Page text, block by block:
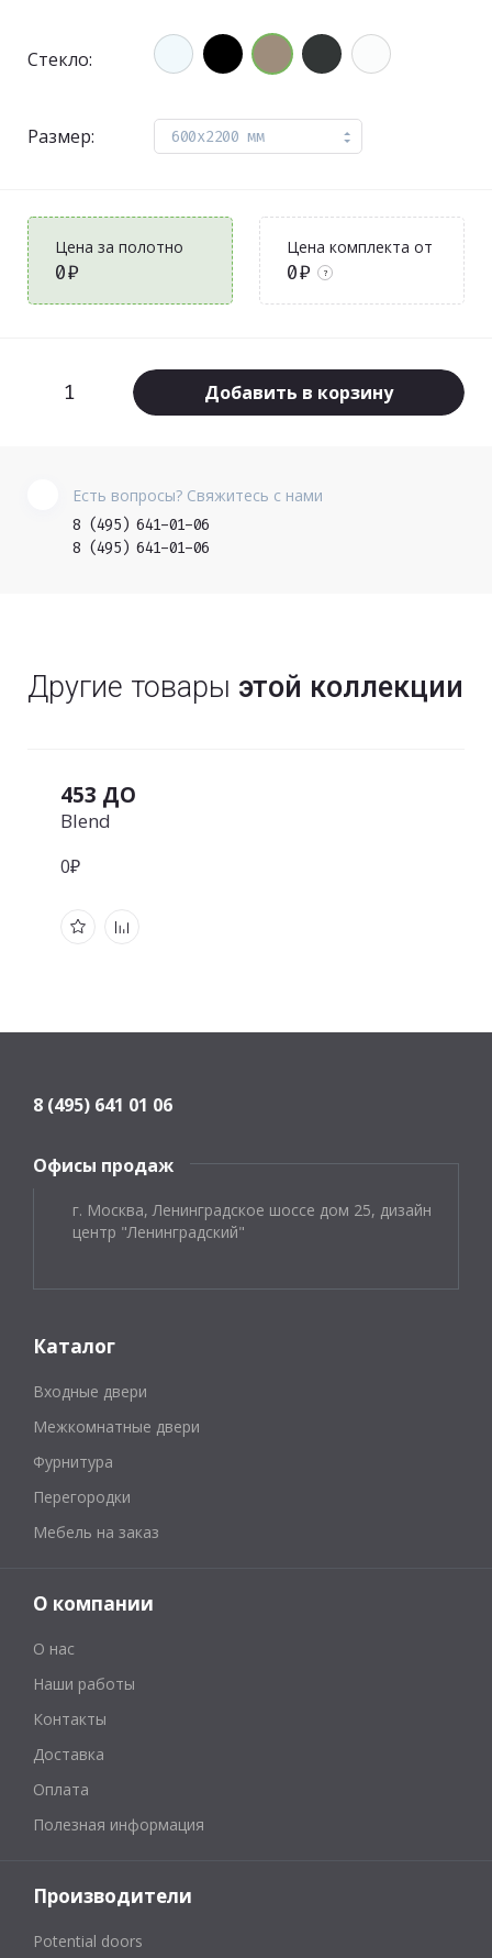
Стекло:
Размер: 600x2200 мм
Цена за полотно
0₽
Цена комплекта от
0₽ ?
Добавить в корзину
Есть вопросы? Свяжитесь с нами
8 (495) 641-01-06
8 (495) 641-01-06
Другие товары этой коллекции
453 ДО
Blend
0₽
8 (495) 641 01 06
Офисы продаж
г. Москва, Ленинградское шоссе дом 25, дизайн
центр "Ленинградский"
Каталог
Входные двери
Межкомнатные двери
Фурнитура
Перегородки
Мебель на заказ
О компании
О нас
Наши работы
Контакты
Доставка
Оплата
Полезная информация
Производители
Potential doors